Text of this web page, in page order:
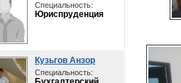
Специальность:
Юриспруденция
Кузьгов Анзор
Специальность: